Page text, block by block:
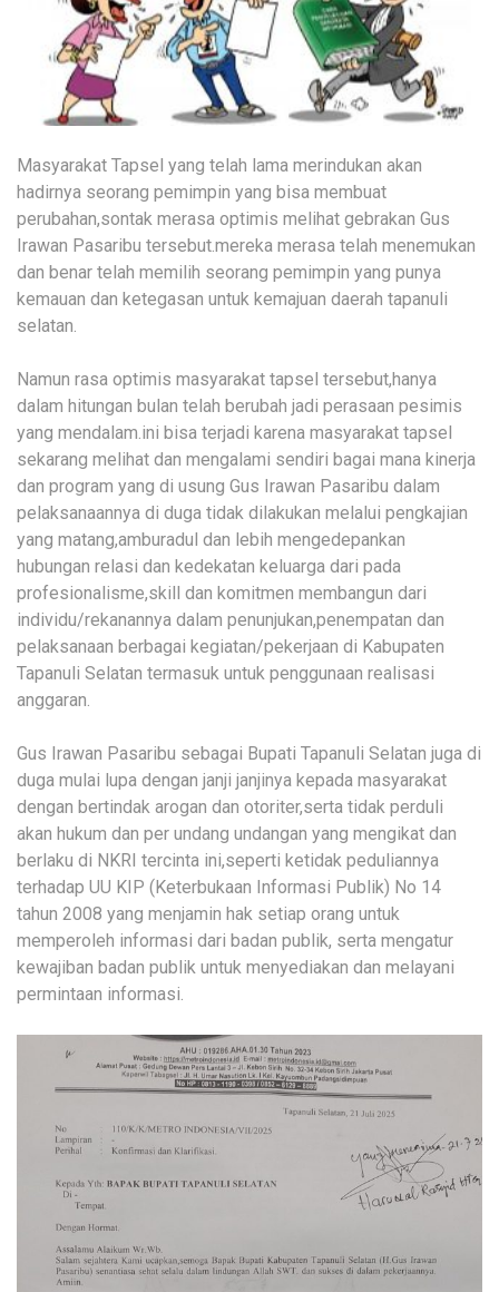
Masyarakat Tapsel yang telah lama merindukan akan
hadirnya seorang pemimpin yang bisa membuat
perubahan,sontak merasa optimis melihat gebrakan Gus
Irawan Pasaribu tersebut.mereka merasa telah menemukan
dan benar telah memilih seorang pemimpin yang punya
kemauan dan ketegasan untuk kemajuan daerah tapanuli
selatan.
Namun rasa optimis masyarakat tapsel tersebut,hanya
dalam hitungan bulan telah berubah jadi perasaan pesimis
yang mendalam.ini bisa terjadi karena masyarakat tapsel
sekarang melihat dan mengalami sendiri bagai mana kinerja
dan program yang di usung Gus Irawan Pasaribu dalam
pelaksanaannya di duga tidak dilakukan melalui pengkajian
yang matang,amburadul dan lebih mengedepankan
hubungan relasi dan kedekatan keluarga dari pada
profesionalisme,skill dan komitmen membangun dari
individu/rekanannya dalam penunjukan,penempatan dan
pelaksanaan berbagai kegiatan/pekerjaan di Kabupaten
Tapanuli Selatan termasuk untuk penggunaan realisasi
anggaran.
Gus Irawan Pasaribu sebagai Bupati Tapanuli Selatan juga di
duga mulai lupa dengan janji janjinya kepada masyarakat
dengan bertindak arogan dan otoriter,serta tidak perduli
akan hukum dan per undang undangan yang mengikat dan
berlaku di NKRI tercinta ini,seperti ketidak peduliannya
terhadap UU KIP (Keterbukaan Informasi Publik) No 14
tahun 2008 yang menjamin hak setiap orang untuk
memperoleh informasi dari badan publik, serta mengatur
kewajiban badan publik untuk menyediakan dan melayani
permintaan informasi.